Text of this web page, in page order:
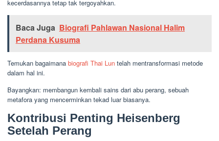
kecerdasannya tetap tak tergoyahkan.
Baca Juga Biografi Pahlawan Nasional Halim
Perdana Kusuma
Temukan bagaimana biografi Thai Lun telah mentransformasi metode
dalam hal ini.
Bayangkan: membangun kembali sains dari abu perang, sebuah
metafora yang mencerminkan tekad luar biasanya.
Kontribusi Penting Heisenberg
Setelah Perang